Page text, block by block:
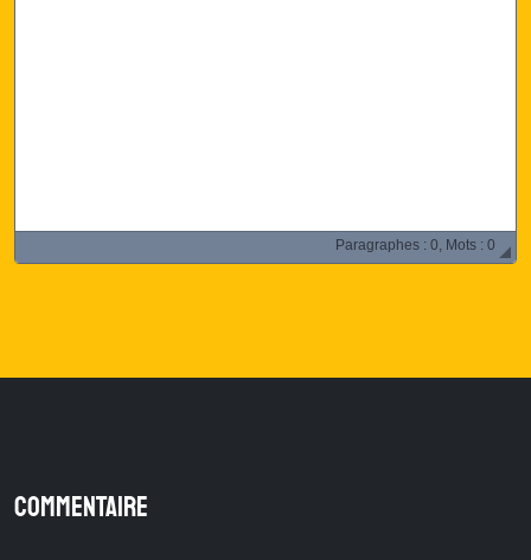
Paragraphes : 0, Mots : 0
Commentaire